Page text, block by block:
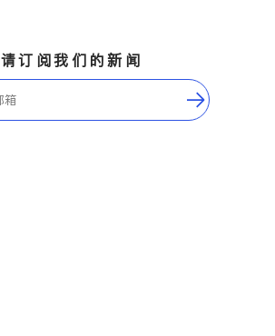
请订阅我们的新闻